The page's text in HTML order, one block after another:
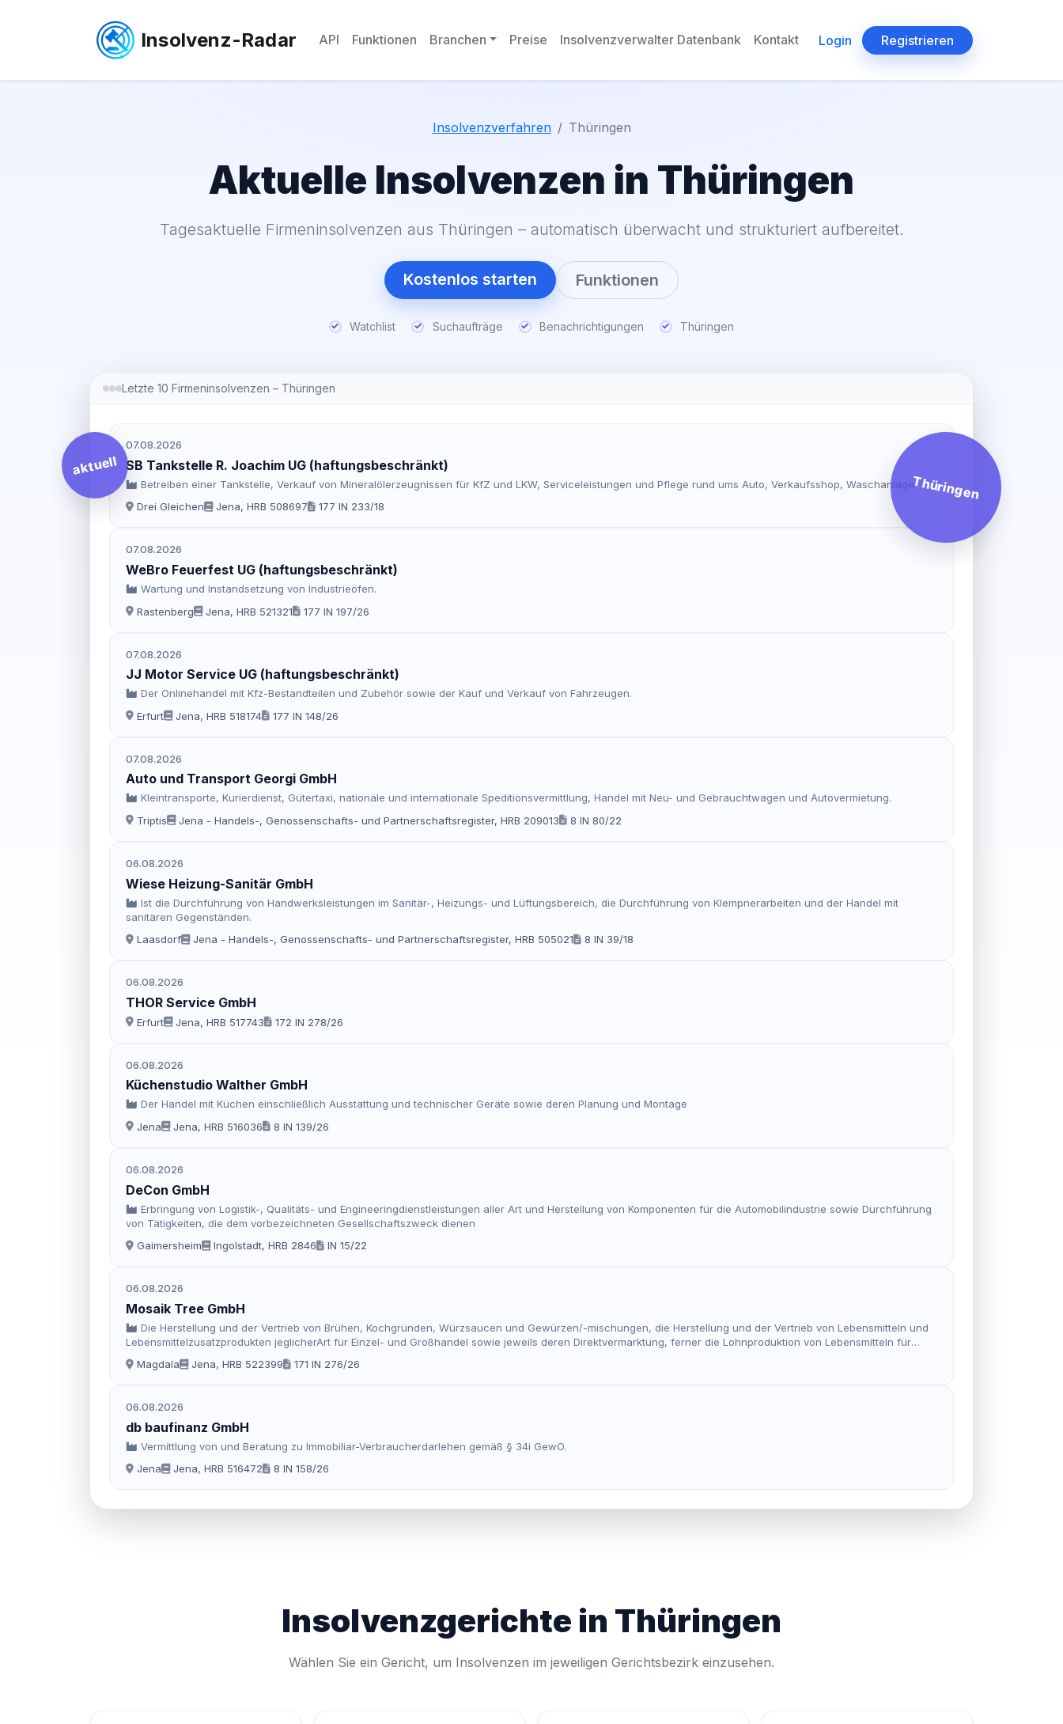
Insolvenz-Radar API Funktionen Branchen Preise Insolvenzverwalter Datenbank Kontakt Login Registrieren
Insolvenzverfahren Thüringen
Aktuelle Insolvenzen in Thüringen
Tagesaktuelle Firmeninsolvenzen aus Thüringen – automatisch überwacht und strukturiert aufbereitet.
Kostenlos starten Funktionen
Watchlist Suchaufträge Benachrichtigungen Thüringen
Letzte 10 Firmeninsolvenzen – Thüringen
07.08.2026
SB Tankstelle R. Joachim UG (haftungsbeschränkt)
Betreiben einer Tankstelle, Verkauf von Mineralölerzeugnissen für KfZ und LKW, Serviceleistungen und Pflege rund ums Auto, Verkaufsshop, Waschanlage
Drei Gleichen
Jena, HRB 508697 177 IN 233/18
07.08.2026
WeBro Feuerfest UG (haftungsbeschränkt)
Wartung und Instandsetzung von Industrieöfen.
Rastenberg
Jena, HRB 521321 177 IN 197/26
07.08.2026
JJ Motor Service UG (haftungsbeschränkt)
Der Onlinehandel mit Kfz-Bestandteilen und Zubehör sowie der Kauf und Verkauf von Fahrzeugen.
Erfurt
Jena, HRB 518174 177 IN 148/26
07.08.2026
Auto und Transport Georgi GmbH
Kleintransporte, Kurierdienst, Gütertaxi, nationale und internationale Speditionsvermittlung, Handel mit Neu- und Gebrauchtwagen und Autovermietung.
Triptis
Jena - Handels-, Genossenschafts- und Partnerschaftsregister, HRB 209013 8 IN 80/22
06.08.2026
Wiese Heizung-Sanitär GmbH
Ist die Durchführung von Handwerksleistungen im Sanitär-, Heizungs- und Lüftungsbereich, die Durchführung von Klempnerarbeiten und der Handel mit
sanitären Gegenständen.
Laasdorf
Jena - Handels-, Genossenschafts- und Partnerschaftsregister, HRB 505021 8 IN 39/18
06.08.2026
THOR Service GmbH
Erfurt Jena, HRB 517743 172 IN 278/26
06.08.2026
Küchenstudio Walther GmbH
Der Handel mit Küchen einschließlich Ausstattung und technischer Geräte sowie deren Planung und Montage
Jena
Jena, HRB 516036 8 IN 139/26
06.08.2026
DeCon GmbH
Erbringung von Logistik-, Qualitäts- und Engineeringdienstleistungen aller Art und Herstellung von Komponenten für die Automobilindustrie sowie Durchführung
von Tätigkeiten, die dem vorbezeichneten Gesellschaftszweck dienen
Gaimersheim
Ingolstadt, HRB 2846 IN 15/22
06.08.2026
Mosaik Tree GmbH
Die Herstellung und der Vertrieb von Brühen, Kochgründen, Würzsaucen und Gewürzen/-mischungen, die Herstellung und der Vertrieb von Lebensmitteln und
Lebensmittelzusatzprodukten jeglicherArt für Einzel- und Großhandel sowie jeweils deren Direktvermarktung, ferner die Lohnproduktion von Lebensmitteln für
externe Auftraggeber und die Erbringung von Fullfillmentdienstleistungen für externe Auftraggeber sowie die Erbringung von Beratungsdienstleistungen im Bereich
Herstellung und Vertrieb von Lebensmitteln und
Magdala Jena, HRB 522399 171 IN 276/26
06.08.2026
db baufinanz GmbH
Vermittlung von und Beratung zu Immobiliar-Verbraucherdarlehen gemäß § 34i GewO.
Jena
Jena, HRB 516472 8 IN 158/26
aktuell
Thüringen
Insolvenzgerichte in Thüringen
Wählen Sie ein Gericht, um Insolvenzen im jeweiligen Gerichtsbezirk einzusehen.